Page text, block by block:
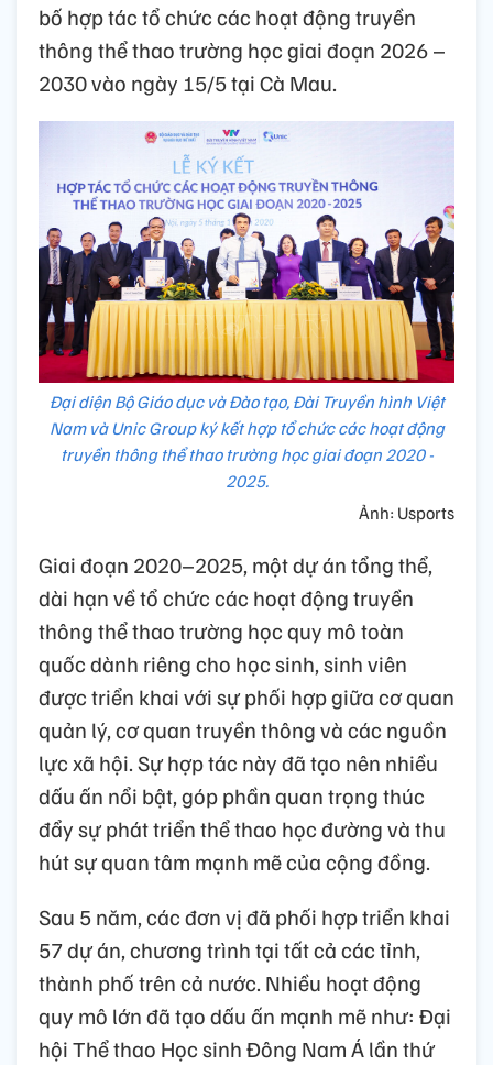
bố hợp tác tổ chức các hoạt động truyền
thông thể thao trường học giai đoạn 2026 –
2030 vào ngày 15/5 tại Cà Mau.
Đại diện Bộ Giáo dục và Đào tạo, Đài Truyền hình Việt
Nam và Unic Group ký kết hợp tổ chức các hoạt động
truyền thông thể thao trường học giai đoạn 2020 -
2025.
Ảnh: Usports
Giai đoạn 2020–2025, một dự án tổng thể,
dài hạn về tổ chức các hoạt động truyền
thông thể thao trường học quy mô toàn
quốc dành riêng cho học sinh, sinh viên
được triển khai với sự phối hợp giữa cơ quan
quản lý, cơ quan truyền thông và các nguồn
lực xã hội. Sự hợp tác này đã tạo nên nhiều
dấu ấn nổi bật, góp phần quan trọng thúc
đẩy sự phát triển thể thao học đường và thu
hút sự quan tâm mạnh mẽ của cộng đồng.
Sau 5 năm, các đơn vị đã phối hợp triển khai
57 dự án, chương trình tại tất cả các tỉnh,
thành phố trên cả nước. Nhiều hoạt động
quy mô lớn đã tạo dấu ấn mạnh mẽ như: Đại
hội Thể thao Học sinh Đông Nam Á lần thứ